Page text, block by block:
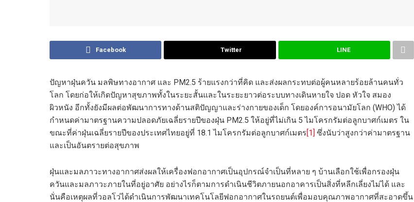
Facebook Twitter LINE
ปัญหาฝุ่นควัน มลพิษทางอากาศ และ PM2.5 ร้ายแรงกว่าที่คิด และส่งผลกระทบต่อผู้คนหลายร้อยล้านคนทั่ว
โลก โดยก่อให้เกิดปัญหาสุขภาพทั้งในระยะสั้นและในระยะยาวต่อระบบทางเดินหายใจ ปอด หัวใจ สมอง
ผิวหนัง อีกทั้งยังมีผลต่อพัฒนาการทางด้านสติปัญญาและร่างกายของเด็ก โดยองค์การอนามัยโลก (WHO) ได้
กำหนดค่ามาตรฐานความปลอดภัยเฉลี่ยรายปีของฝุ่น PM2.5 ให้อยู่ที่ไม่เกิน 5 ไมโครกรัมต่อลูกบาศก์เมตร ใน
ขณะที่ค่าฝุ่นเฉลี่ยรายปีของประเทศไทยอยู่ที่ 18.1 ไมโครกรัมต่อลูกบาศก์เมตร[1] ซึ่งนับว่าสูงกว่าค่ามาตรฐาน
และเป็นอันตรายต่อสุขภาพ
ฝุ่นและมลภาวะทางอากาศส่งผลให้เครื่องฟอกอากาศเป็นอุปกรณ์จำเป็นที่หลาย ๆ บ้านเลือกใช้เพื่อกรองฝุ่น
ควันและมลภาวะภายในที่อยู่อาศัย อย่างไรก็ตามการดำเนินชีวิตภายนอกอาคารเป็นสิ่งที่หลีกเลี่ยงไม่ได้ และ
นั่นคือเหตุผลที่วอลโว่ได้ดำเนินการพัฒนาเทคโนโลยีฟอกอากาศในรถยนต์เพื่อมอบคุณภาพอากาศที่สะอาดขึ้น